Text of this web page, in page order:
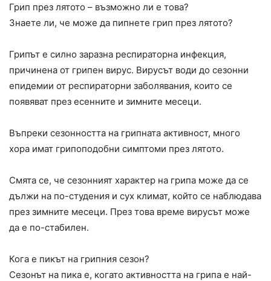
Грип през лятото – възможно ли е това?
Знаете ли, че може да пипнете грип през лятото?
Грипът е силно заразна респираторна инфекция,
причинена от грипен вирус. Вирусът води до сезонни
епидемии от респираторни заболявания, които се
появяват през есенните и зимните месеци.
Въпреки сезонността на грипната активност, много
хора имат грипоподобни симптоми през лятото.
Смята се, че сезонният характер на грипа може да се
дължи на по-студения и сух климат, който се наблюдава
през зимните месеци. През това време вирусът може
да е по-стабилен.
Кога е пикът на грипния сезон?
Сезонът на пика е, когато активността на грипа е най-